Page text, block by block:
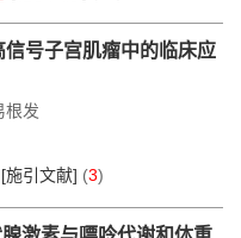
号子宫肌瘤中的临床应
根发
[施引文献] (3)